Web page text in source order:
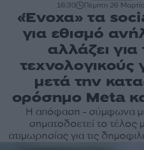
16:30 Πέμπτη 26
«Ένοχα» τα
για εθισμό
αλλάζει για
τεχνολογικούς
μετά την
ορόσημο Meta
Η απόφαση - σύμφωνα
σηματοδοετεί το τέλος
ατιμωρησίας για τις